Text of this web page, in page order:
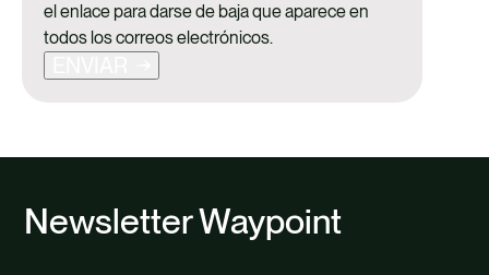
el enlace para darse de baja que aparece en
todos los correos electrónicos.
Newsletter Waypoint